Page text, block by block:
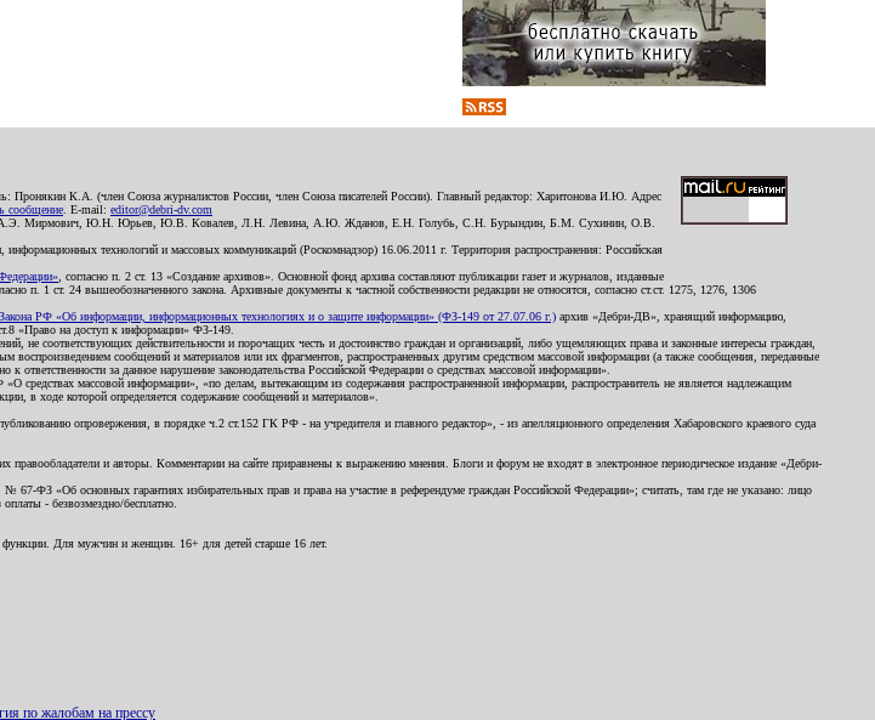
Пронякин К.А. (член Союза журналистов России, член Союза писателей России). Главный редактор: Харитонова И.Ю. Адрес
сообщение . E-mail: editor@debri-dv.com
А.Э. Мирмович, Ю.Н. Юрьев, Ю.В. Ковалев, Л.Н. Левина, А.Ю. Жданов, Е.Н. Голубь, С.Н. Бурындин, Б.М. Сухинин, О.В.
технологий и массовых коммуникаций (Роскомнадзор) 16.06.2011 г. Территория распространения: Российская
, согласно п. 2 ст. 13 «Создание архивов». Основной фонд архива составляют публикации газет и журналов, изданные
п. 1 ст. 24 вышеобозначенного закона. Архивные документы к частной собственности редакции не относятся, согласно ст.ст. 1275, 1276, 1306
Закона РФ «Об информации, информационных технологиях и о защите информации» (ФЗ-149 от 27.07.06 г.) архив «Дебри-ДВ», хранящий информацию,
«Право на доступ к информации» ФЗ-149.
не соответствующих действительности и порочащих честь и достоинство граждан и организаций, либо ущемляющих права и законные интересы граждан,
сообщений и материалов или их фрагментов, распространенных другим средством массовой информации (а также сообщения, переданные
за данное нарушение законодательства Российской Федерации о средствах массовой информации».
массовой информации», «по делам, вытекающим из содержания распространенной информации, распространитель не является надлежащим
в ходе которой определяется содержание сообщений и материалов».
опровержения, в порядке ч.2 ст.152 ГК РФ - на учредителя и главного редактор», - из апелляционного определения Хабаровского краевого суда
правообладатели и авторы. Комментарии на сайте приравнены к выражению мнения. Блоги и форум не входят в электронное периодическое издание «Дебри-
ФЗ «Об основных гарантиях избирательных прав и права на участие в референдуме граждан Российской Федерации»; считать, там где не указано: лицо
- безвозмездно/бесплатно.
функции. Для мужчин и женщин. 16+ для детей старше 16 лет.